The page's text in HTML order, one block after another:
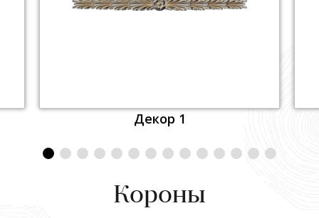
Декор 1
Короны